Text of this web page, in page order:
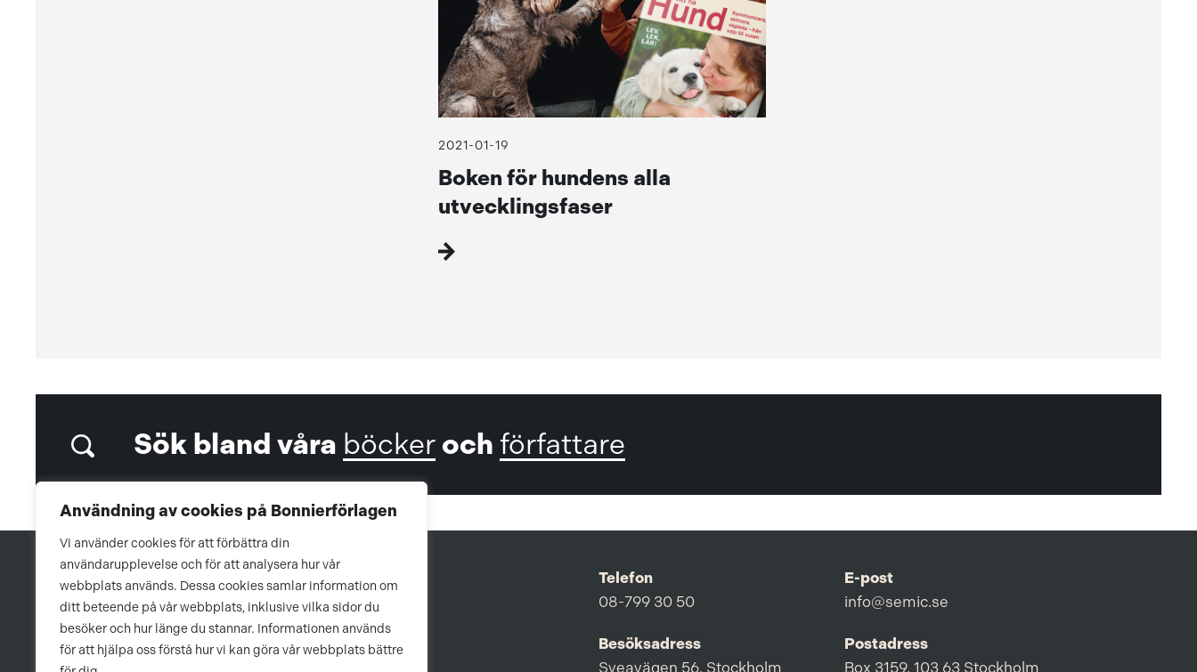
Användning av cookies på Bonnierförlagen
Vi använder cookies för att förbättra din
användarupplevelse och för att analysera hur vår
webbplats används. Dessa cookies samlar information om
ditt beteende på vår webbplats, inklusive vilka sidor du
besöker och hur länge du stannar. Informationen används
för att hjälpa oss förstå hur vi kan göra vår webbplats bättre
2021-01-19
Boken för hundens alla
utvecklingsfaser
Sök bland våra böcker och författare
Telefon
08-799 30 50
E-post
info@semic.se
Besöksadress
Sveavägen 56, Stockholm
Postadress
Box 3159, 103 63 Stockholm